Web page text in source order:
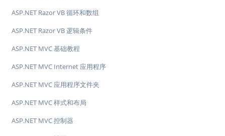
ASP.NET Razor VB 循环和数组
ASP.NET Razor VB 逻辑条件
ASP.NET MVC 基础教程
ASP.NET MVC Internet 应用程序
ASP.NET MVC 应用程序文件夹
ASP.NET MVC 样式和布局
ASP.NET MVC 控制器